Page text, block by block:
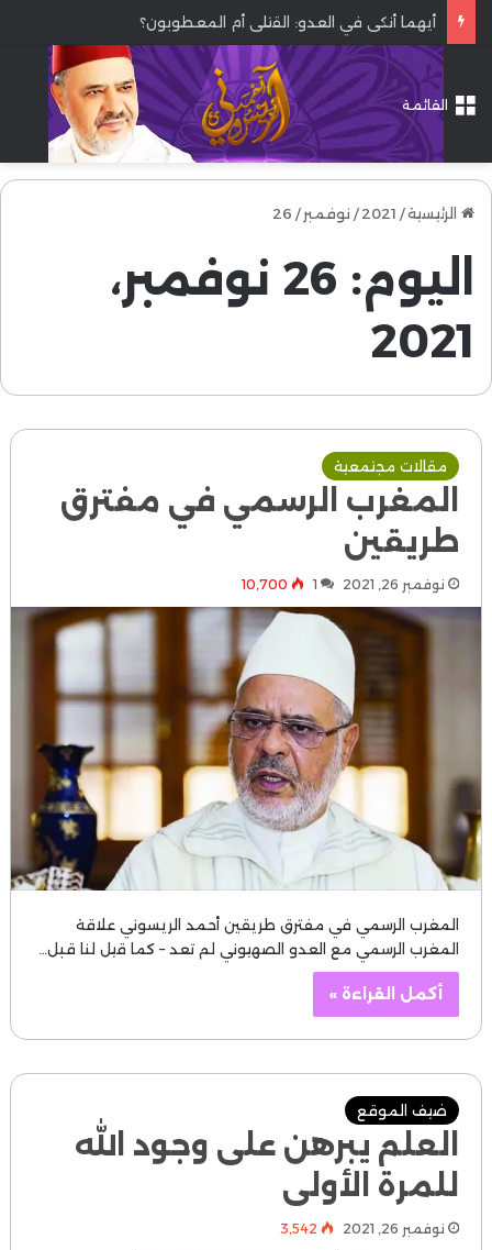
أيهما أنكى في العدو: القتلى أم المعطوبون؟
القائمة
الرئيسية/
2021
/ نوفمبر /
26
اليوم:
26 نوفمبر،
2021
مقالات مجتمعية
المغرب الرسمي في مفترق
طريقين
نوفمبر 26, 2021 1 10٬700
المغرب الرسمي في مفترق طريقين أحمد الريسوني علاقة
المغرب الرسمي مع العدو الصهيوني لم تعد – كما قيل لنا قبل…
أكمل القراءة »
ضيف الموقع
العلم يبرهن على وجود الله
للمرة الأولى
نوفمبر 26, 2021 3٬542